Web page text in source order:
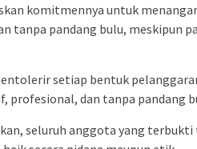
komitmennya untuk
tanpa pandang bulu, meskipun
setiap bentuk
profesional, dan tanpa pandang
seluruh anggota yang